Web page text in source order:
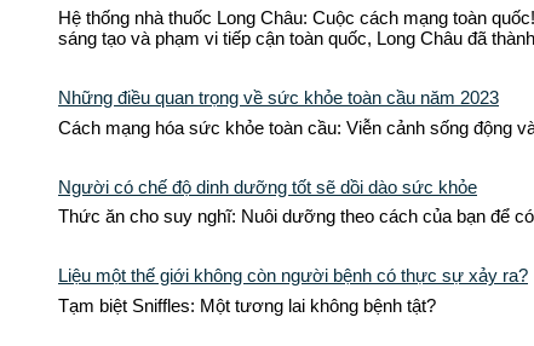
Hệ thống nhà thuốc Long Châu: Cuộc cách mạng toàn
sáng tạo và phạm vi tiếp cận toàn quốc, Long Châu đã
Những điều quan trọng về sức khỏe toàn cầu năm 2023
Cách mạng hóa sức khỏe toàn cầu: Viễn cảnh sống động
Người có chế độ dinh dưỡng tốt sẽ dồi dào sức khỏe
Thức ăn cho suy nghĩ: Nuôi dưỡng theo cách của bạn để
Liệu một thế giới không còn người bệnh có thực sự xảy ra?
Tạm biệt Sniffles: Một tương lai không bệnh tật?